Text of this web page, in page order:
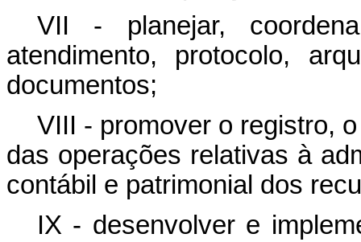
VII - planejar,
atendimento, protocolo,
documentos;
VIII - promover o registro,
das operações relativas à
contábil e patrimonial dos
IX - desenvolver e